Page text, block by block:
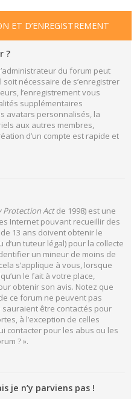
ET D’ENREGISTREMENT
?
du forum peut
nécessaire de s’enregistrer
l’enregistrement vous
supplémentaires
avatars personnalisés, la
aux autres membres,
d’un compte est rapide et
Protection Actde 1998) est une
Internet pouvant recueillir des
13 ans doivent obtenir le
tuteur légal) pour la collecte
un mineur de moins de
s’applique à vous, lorsque
le fait à votre place,
obtenir son avis. Notez que
ce forum ne peuvent pas
être contactés pour
à l’exception de celles
contacter pour les abus ou les
? ».
je n’y parviens pas !